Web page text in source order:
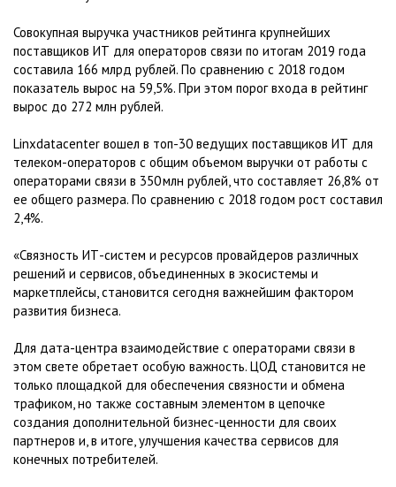
Совокупная выручка участников рейтинга крупнейших
поставщиков ИТ для операторов связи по итогам 2019 года
составила 166 млрд рублей. По сравнению с 2018 годом
показатель вырос на 59,5%. При этом порог входа в рейтинг
вырос до 272 млн рублей.
Linxdatacenter вошел в топ-30 ведущих поставщиков ИТ для
телеком-операторов с общим объемом выручки от работы с
операторами связи в 350 млн рублей, что составляет 26,8% от
ее общего размера. По сравнению с 2018 годом рост составил
2,4%.
«Связность ИТ-систем и ресурсов провайдеров различных
решений и сервисов, объединенных в экосистемы и
маркетплейсы, становится сегодня важнейшим фактором
развития бизнеса.
Для дата-центра взаимодействие с операторами связи в
этом свете обретает особую важность. ЦОД становится не
только площадкой для обеспечения связности и обмена
трафиком, но также составным элементом в цепочке
создания дополнительной бизнес-ценности для своих
партнеров и, в итоге, улучшения качества сервисов для
конечных потребителей.